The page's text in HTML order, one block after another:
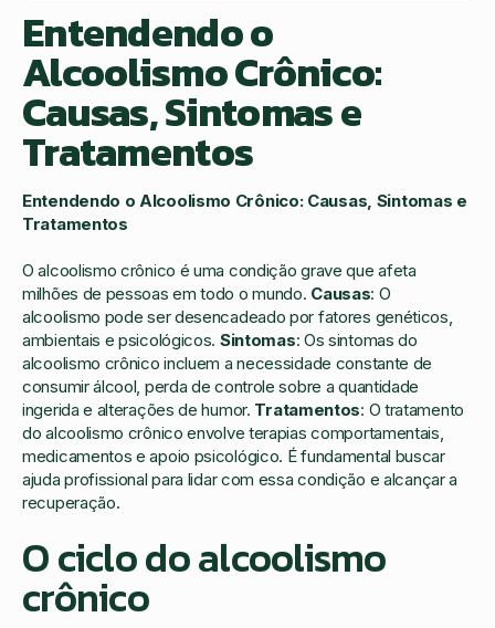
Entendendo o
Alcoolismo Crônico:
Causas, Sintomas e
Tratamentos
Entendendo o Alcoolismo Crônico: Causas, Sintomas e
Tratamentos
O alcoolismo crônico é uma condição grave que afeta
milhões de pessoas em todo o mundo. Causas: O
alcoolismo pode ser desencadeado por fatores genéticos,
ambientais e psicológicos. Sintomas: Os sintomas do
alcoolismo crônico incluem a necessidade constante de
consumir álcool, perda de controle sobre a quantidade
ingerida e alterações de humor. Tratamentos: O tratamento
do alcoolismo crônico envolve terapias comportamentais,
medicamentos e apoio psicológico. É fundamental buscar
ajuda profissional para lidar com essa condição e alcançar a
recuperação.
O ciclo do alcoolismo
crônico